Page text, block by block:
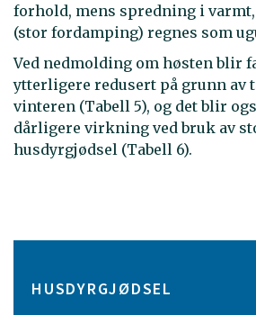
HUSDYRGJØDSEL
forhold, mens spredning i
(stor fordamping) regnes som
Ved nedmolding om høsten blir
ytterligere redusert på grunn av
vinteren (Tabell 5), og det blir
dårligere virkning ved bruk av
husdyrgjødsel (Tabell 6).